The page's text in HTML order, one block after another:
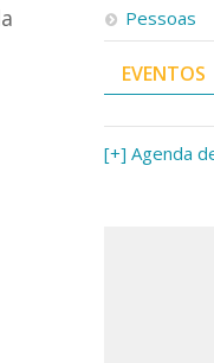
Pessoas
EVENTOS
[+] Agenda